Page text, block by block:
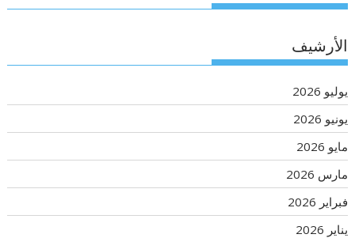
الأرشيف
يوليو 2026
يونيو 2026
مايو 2026
مارس 2026
فبراير 2026
يناير 2026